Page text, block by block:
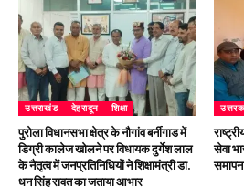
उत्तराखंड देहरादून शिक्षा
पुरोला विधानसभा क्षेत्र के नौगांव बर्नीगाड में
डिग्री कालेज खोलने पर विधायक दुर्गेश लाल
के नैतृत्व में जनप्रतिनिधियों ने शिक्षामंत्री डा.
धन सिंह रावत का जताया आभार
सेवा
समापन